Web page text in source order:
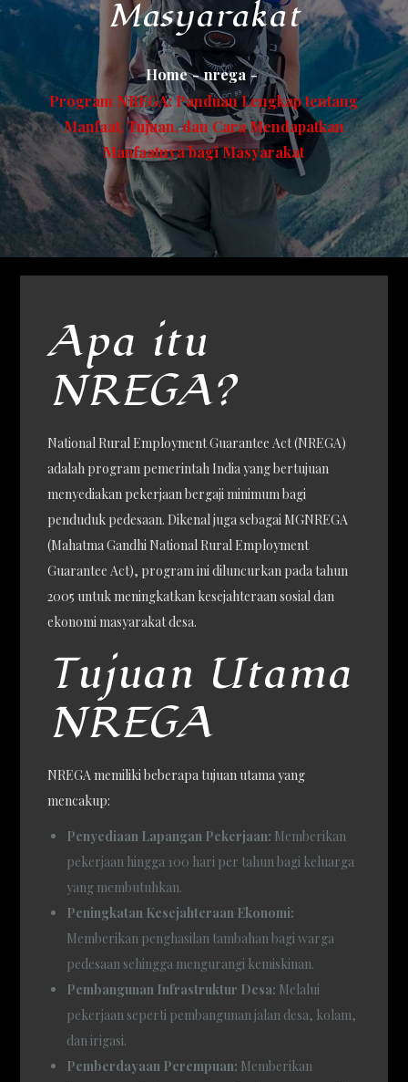
Masyarakat
Home
nrega
Program NREGA: Panduan Lengkap tentang
Manfaat, Tujuan, dan Cara Mendapatkan
Manfaatnya bagi Masyarakat
Apa itu
NREGA?
National Rural Employment Guarantee Act (NREGA)
adalah program pemerintah India yang bertujuan
menyediakan pekerjaan bergaji minimum bagi
penduduk pedesaan. Dikenal juga sebagai MGNREGA
(Mahatma Gandhi National Rural Employment
Guarantee Act), program ini diluncurkan pada tahun
2005 untuk meningkatkan kesejahteraan sosial dan
ekonomi masyarakat desa.
Tujuan Utama
NREGA
NREGA memiliki beberapa tujuan utama yang
mencakup:
Penyediaan Lapangan Pekerjaan: Memberikan
pekerjaan hingga 100 hari per tahun bagi keluarga
yang membutuhkan.
Peningkatan Kesejahteraan Ekonomi:
Memberikan penghasilan tambahan bagi warga
pedesaan sehingga mengurangi kemiskinan.
Pembangunan Infrastruktur Desa: Melalui
pekerjaan seperti pembangunan jalan desa, kolam,
dan irigasi.
Pemberdayaan Perempuan: Memberikan